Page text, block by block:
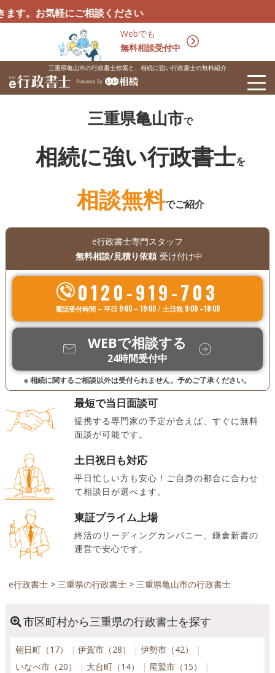
Webでも
無料相談受付中
軽にご相談ください
三重県亀山市の行政書士検索と、相続に強い行政書士の無料紹介
三重県亀山市で
相続に強い行政書士を
相談無料でご紹介
e行政書士専門スタッフ
無料相談/見積り依頼 受け付け中
0120-919-703
電話受付時間 – 平日 9:00 – 19:00 / 土日祝 9:00 –18:00
WEBで相談する
24時間受付中
※ 相続に関するご相談以外は受付られません。予めご了承ください。
最短で当日面談可
提携する専門家の予定が合えば、すぐに無料
面談が可能です。
土日祝日も対応
平日忙しい方も安心！ご自身の都合に合わせ
て相談日が選べます。
東証プライム上場
終活のリーディングカンパニー、鎌倉新書の
運営で安心です。
e行政書士> 三重県の行政書士> 三重県亀山市の行政書士
市区町村から三重県の行政書士を探す
朝日町（17） 伊賀市（28）
伊勢市（42）
いなべ市（20）
大台町（14）
尾鷲市（15）